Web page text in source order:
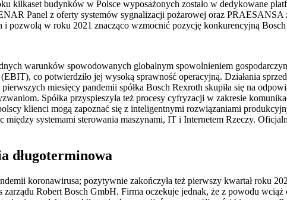
kilkaset budynków w Polsce wyposażonych zostało w dedykowane
Panel z oferty systemów sygnalizacji pożarowej oraz PRAESANSA
pozwolą w roku 2021 znacząco wzmocnić pozycję konkurencyjną
warunków spowodowanych globalnym spowolnieniem
co potwierdziło jej wysoką sprawność operacyjną. Działania
miesięcy pandemii spółka Bosch Rexroth skupiła się na
Spółka przyspieszyła też procesy cyfryzacji w zakresie
klienci mogą zapoznać się z inteligentnymi rozwiązaniami
systemami sterowania maszynami, IT i Internetem Rzeczy.
długoterminowa
koronawirusa; pozytywnie zakończyła też pierwszy kwartał roku
Robert Bosch GmbH. Firma oczekuje jednak, że z powodu